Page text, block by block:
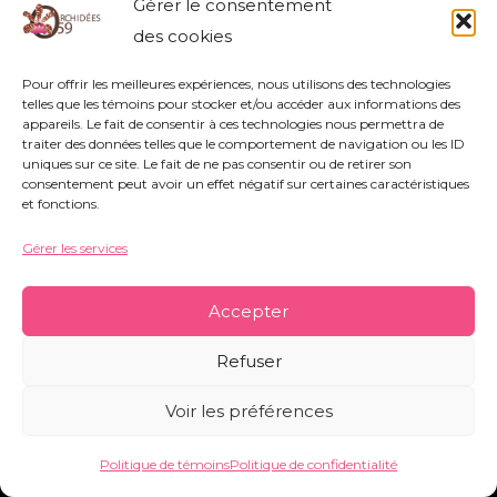
Gérer le consentement
des cookies
Pour offrir les meilleures expériences, nous utilisons des technologies
telles que les témoins pour stocker et/ou accéder aux informations des
appareils. Le fait de consentir à ces technologies nous permettra de
traiter des données telles que le comportement de navigation ou les ID
uniques sur ce site. Le fait de ne pas consentir ou de retirer son
consentement peut avoir un effet négatif sur certaines caractéristiques
et fonctions.
Gérer les services
Accepter
Refuser
Voir les préférences
Politique de témoinsPolitique de confidentialité
rue Nestor Bouliez - 59690 Vieux-Condé -
orchidees59@orange.fr-Mentions légales
Politique de témoins-Conditions générales
Copyright © 2026 Orchidées 59 | Réalisé par CO&COM